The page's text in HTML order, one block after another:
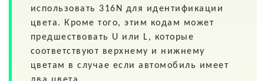
использовать 316N для идентификации
цвета. Кроме того, этим кодам может
предшествовать U или L, которые
соответствуют верхнему и нижнему
цветам в случае если автомобиль имеет